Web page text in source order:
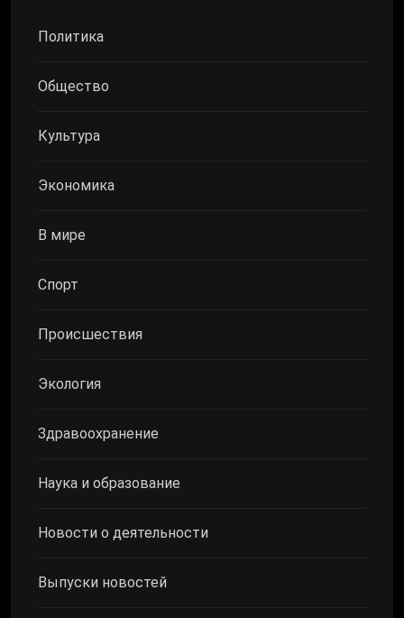
Политика
Общество
Культура
Экономика
В мире
Спорт
Происшествия
Экология
Здравоохранение
Наука и образование
Новости о деятельности
Выпуски новостей